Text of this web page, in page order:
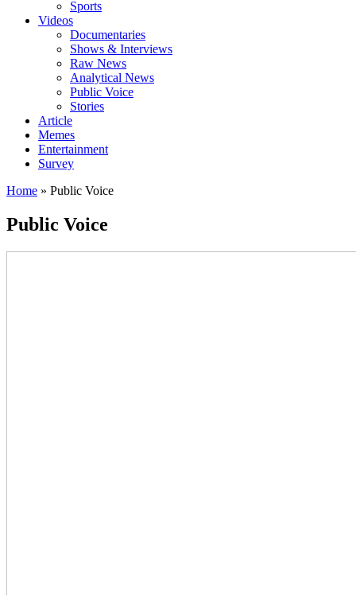
Sports
Videos
Documentaries
Shows & Interviews
Raw News
Analytical News
Public Voice
Stories
Article
Memes
Entertainment
Survey
Home » Public Voice
Public Voice